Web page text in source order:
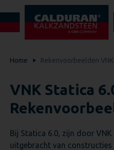
Home Rekenvoorbeelden
VNK Statica
Bij Statica 6.0, zijn door
uitgebracht van constructies